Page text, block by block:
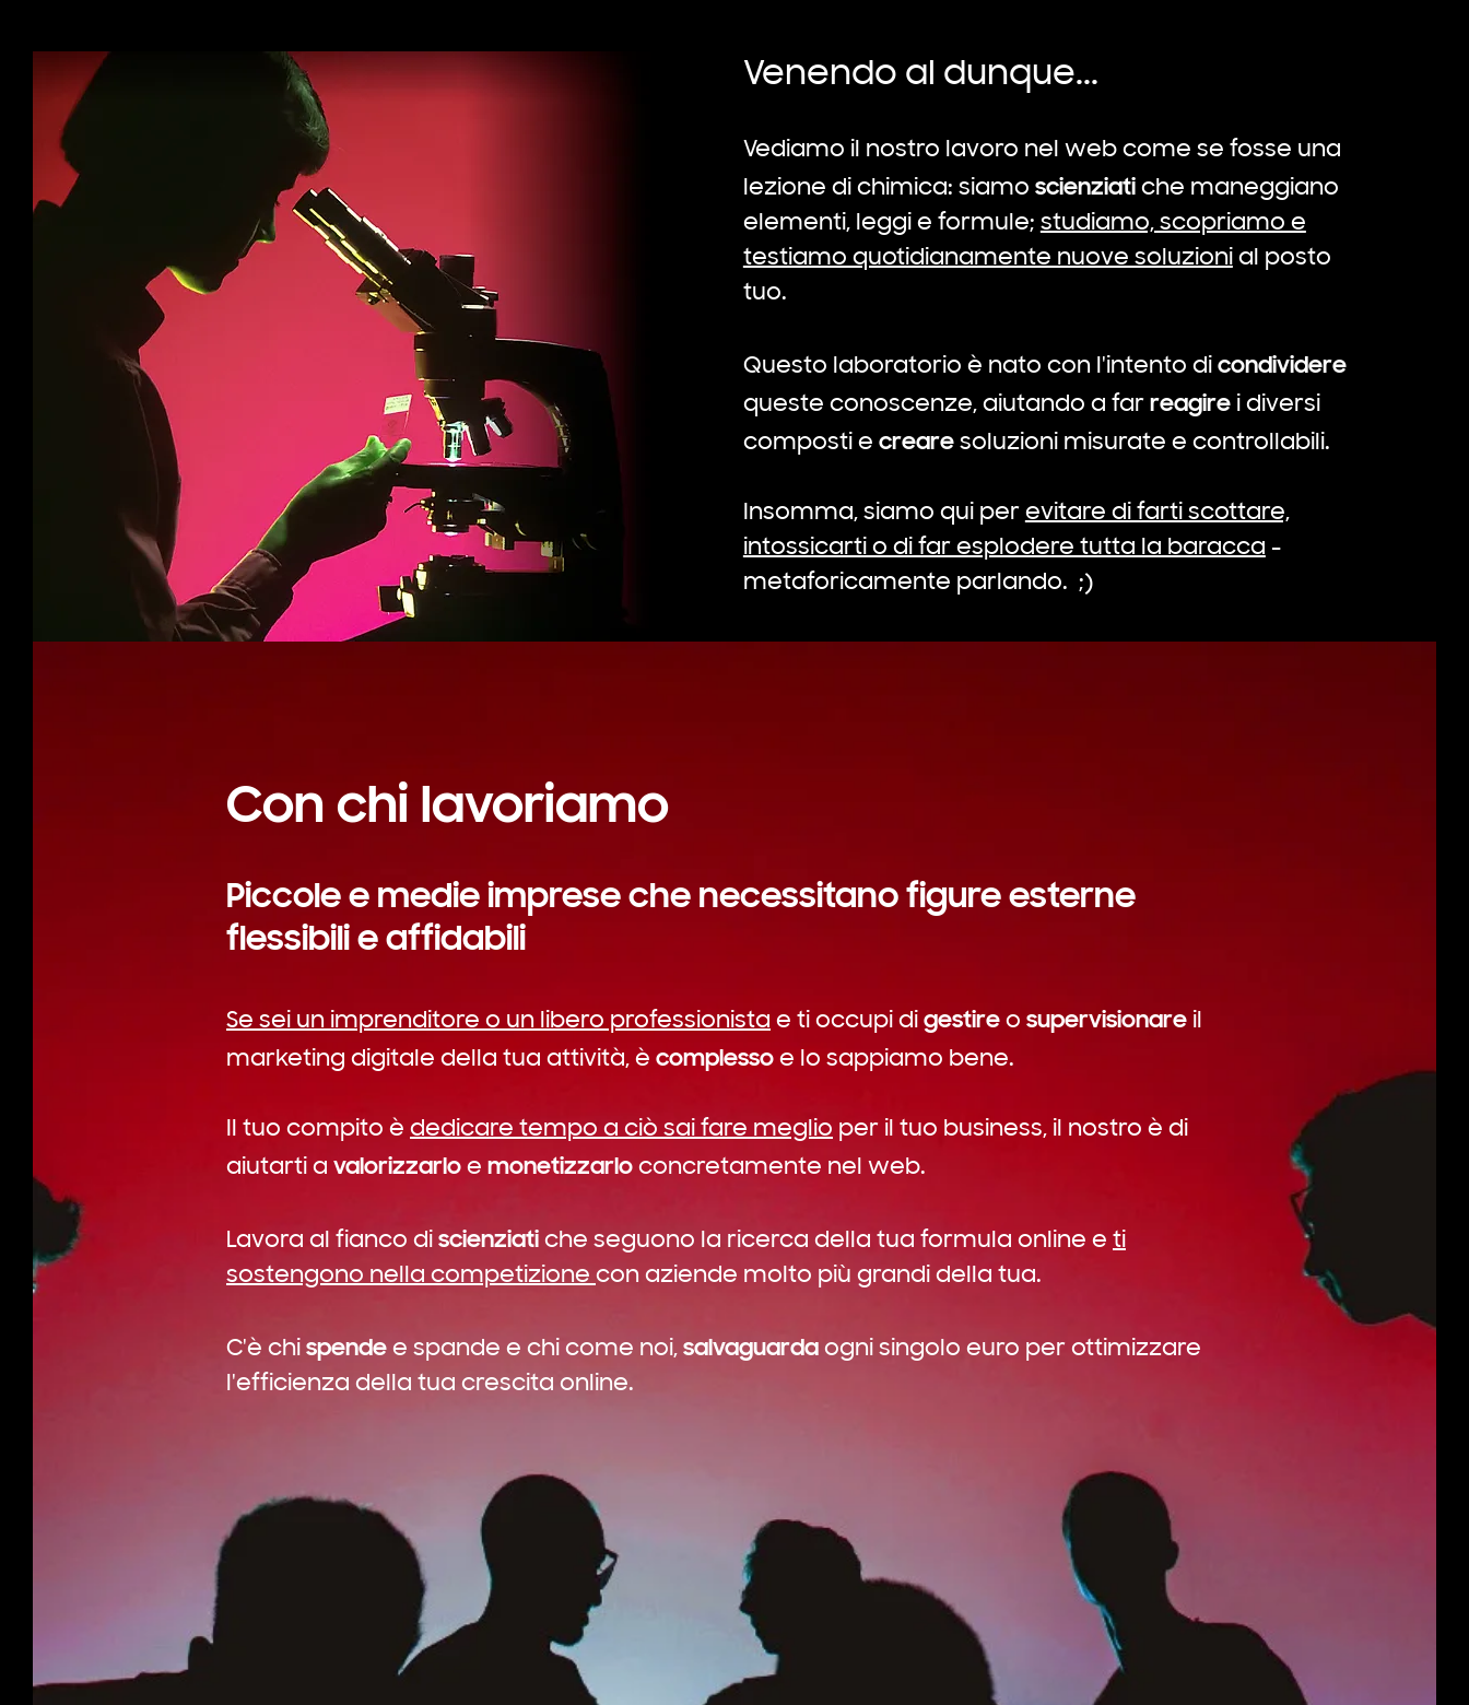
Venendo al dunque...
Vediamo il nostro lavoro nel web come se fosse una
lezione di chimica: siamo scienziatiche maneggiano
elementi, leggi e formule;studiamo, scopriamo e
testiamo quotidianamente nuove soluzionial posto
tuo.
Questo laboratorio è nato con l'intento di condividere
queste conoscenze, aiutando a far reagirei diversi
composti e crearesoluzioni misurate e controllabili.
Insomma, siamo qui perevitare di farti scottare,
intossicarti o di far esplodere tutta la baracca-
metaforicamente parlando. ;)
Con chi lavoriamo
Piccole e medie imprese che necessitano figure esterne
flessibili e affidabili
Se sei un imprenditore o un libero professionista e ti occupi di gestire o supervisionare il
marketing digitale della tua attività, è complesso e lo sappiamo bene.
Il tuo compito è dedicare tempo a ciò sai fare meglio per il tuo business, il nostro è di
aiutarti a valorizzarlo e monetizzarlo concretamente nel web.
Lavora al fianco di scienziati che seguono la ricerca della tua formula online e ti
sostengono nella competizionecon aziende molto più grandi della tua.
C'è chi spende e spande e chi come noi, salvaguarda ogni singolo euro per ottimizzare
l'efficienza della tua crescita online.